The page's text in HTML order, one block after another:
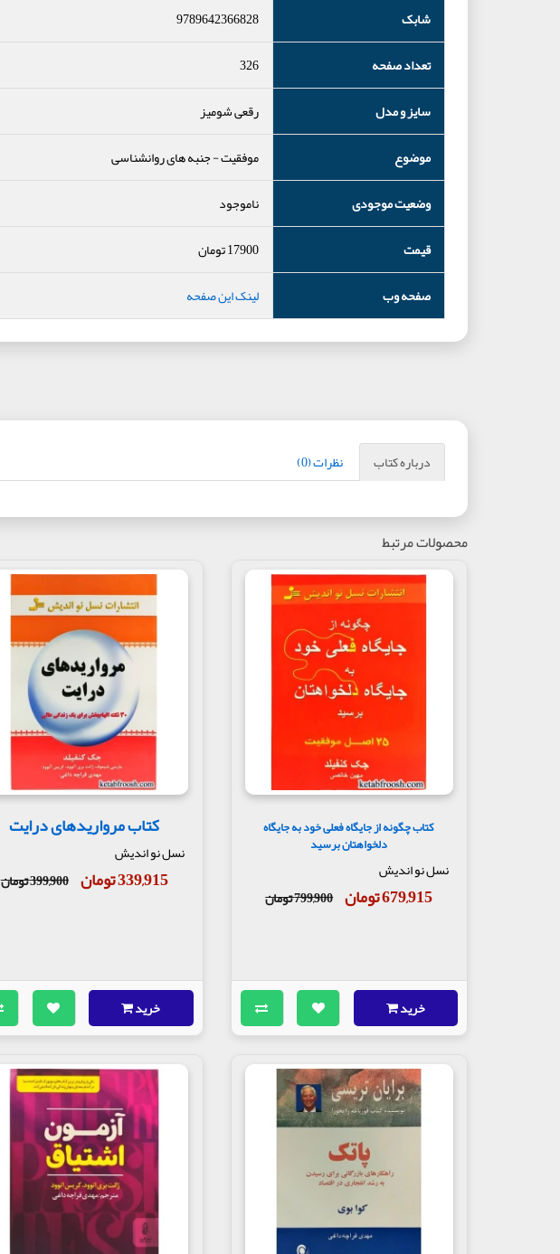
شابک
9789642366828
تعداد صفحه
326
سایز و مدل
رقعی شومیز
موضوع
موفقیت-جنبه های روانشناسی
وضعیت موجودی
ناموجود
قیمت
17900تومان
صفحه وب
لینک این صفحه
درباره کتاب نظرات (0)
محصولات مرتبط
کتاب چگونه از جایگاه فعلی خود به جایگاه
دلخواهتان برسید
نسل نو اندیش
679,915 تومان 799,900 تومان
خرید
کتاب مرواریدهای درایت
نسل نو اندیش
339,915 تومان 399,900 تومان
خرید